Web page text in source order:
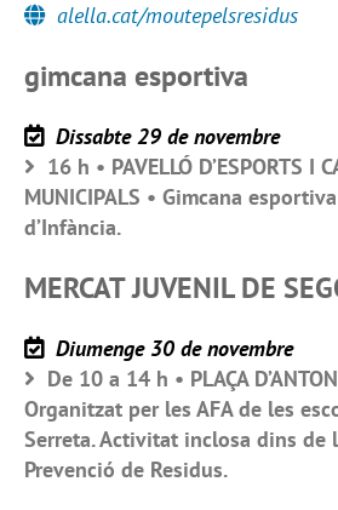
alella.cat/moutepelsresidus
gimcana esportiva
Dissabte 29 de novembre
16 h • PAVELLÓ D’ESPORTS I
MUNICIPALS • Gimcana
d’Infància.
MERCAT JUVENIL DE
Diumenge 30 de novembre
De 10 a 14 h • PLAÇA
Organitzat per les AFA de les
Serreta. Activitat inclosa dins de
Prevenció de Residus.